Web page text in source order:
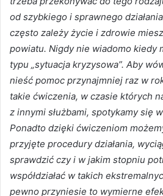
od szybkiego i sprawnego
często zależy życie i zdrowie
powiatu. Nigdy nie wiadomo kiedy
typu „sytuacja kryzysowa”. Aby
nieść pomoc przynajmniej raz w
takie ćwiczenia, w czasie których
z innymi służbami, spotykamy się
Ponadto dzięki ćwiczeniom
przyjęte procedury działania,
sprawdzić czy i w jakim stopniu
współdziałać w takich
pewno przyniesie to wymierne